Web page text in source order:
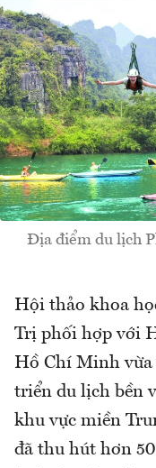
Địa điểm du lịch
Hội thảo khoa
Trị phối hợp với
Hồ Chí Minh vừa
triển du lịch bền
khu vực miền
đã thu hút hơn